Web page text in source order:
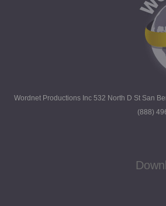
Wordnet Productions Inc 532 North D St San
(888)